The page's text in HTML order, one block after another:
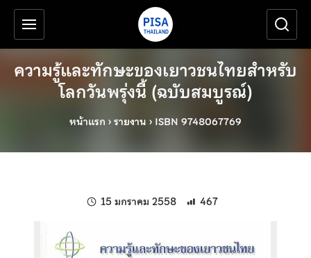
ข้ามไปยังเนื้อหาหลัก
เครื่องมือช่วยเหลือ
ความรู้และทักษะของเยาวชนไทยสำหรับ
โลกวันพรุ่งนี้ (ฉบับสมบูรณ์)
หน้าแรก ›รายงาน › ISBN 9748067769
15 มกราคม 2558 แก้ไขล่าสุดเมื่อ:
467